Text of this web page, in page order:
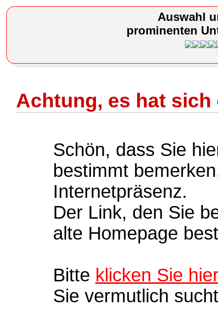
Auswahl
prominenten
Achtung, es hat sich
Schön, dass Sie
bestimmt
Internetpräsenz.
Der Link, den Sie
alte Homepage
Bitte klicken Sie
Sie vermutlich